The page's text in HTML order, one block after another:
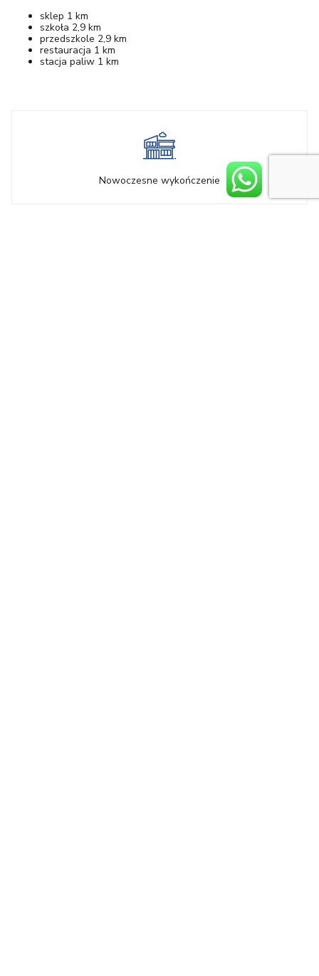
sklep 1 km
szkoła 2,9 km
przedszkole 2,9 km
restauracja 1 km
stacja paliw 1 km
Nowoczesne wykończenie